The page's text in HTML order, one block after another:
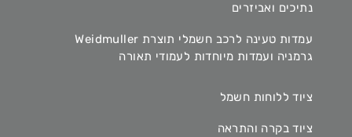
נתיכים ואביזרים
עמדות טעינה לרכב חשמלי תוצרת Weidmuller
גרמניה ועמדות מיוחדות לעמודי תאורה
ציוד ללוחות חשמל
ציוד בקרה והתראה